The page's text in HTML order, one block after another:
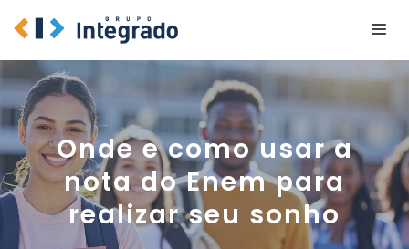
para
o
conteúdo
Onde e como usar a
nota do Enem para
realizar seu sonho